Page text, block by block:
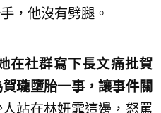
，他沒有劈腿。
在社群寫下長文痛批賀
瓏墮胎一事，讓事件關
人站在林妍霏這邊，怒罵